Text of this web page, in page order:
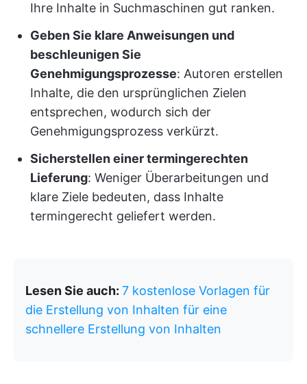
Ihre Inhalte in Suchmaschinen gut ranken.
Geben Sie klare Anweisungen und
beschleunigen Sie
Genehmigungsprozesse: Autoren erstellen
Inhalte, die den ursprünglichen Zielen
entsprechen, wodurch sich der
Genehmigungsprozess verkürzt.
Sicherstellen einer termingerechten
Lieferung: Weniger Überarbeitungen und
klare Ziele bedeuten, dass Inhalte
termingerecht geliefert werden.
Lesen Sie auch: 7 kostenlose Vorlagen für
die Erstellung von Inhalten für eine
schnellere Erstellung von Inhalten